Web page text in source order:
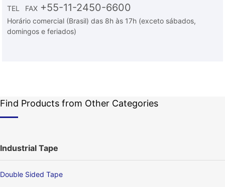
TEL FAX +55-11-2450-6600
Horário comercial (Brasil) das 8h às 17h (exceto sábados,
domingos e feriados)
Find Products from Other Categories
Industrial Tape
Double Sided Tape